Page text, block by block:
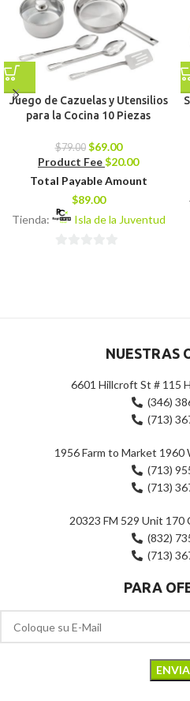
Juego de Cazuelas y Utensilios
para la Cocina 10 Piezas
$79.00 $69.00
Product Fee$20.00
Total Payable Amount
$89.00
Tienda:
Isla de la Juventud
NUESTRAS
6601 Hillcroft St # 115
(346)
(713)
1956 Farm to Market 1960
(713)
(713)
20323 FM 529 Unit 170
(832)
(713)
PARA